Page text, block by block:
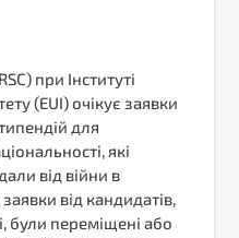
при Інституті
(EUI) очікує заявки
для
які
від війни в
від кандидатів,
були переміщені або